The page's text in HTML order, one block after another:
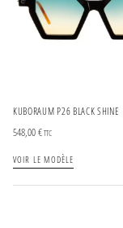
KUBORAUM P26 BLACK SHINE
548,00€TTC
VOIR LE MODÈLE